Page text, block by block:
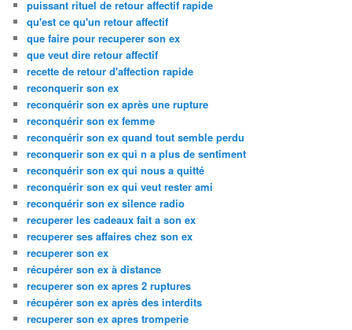
puissant rituel de retour affectif rapide
qu'est ce qu'un retour affectif
que faire pour recuperer son ex
que veut dire retour affectif
recette de retour d'affection rapide
reconquerir son ex
reconquérir son ex après une rupture
reconquérir son ex femme
reconquérir son ex quand tout semble perdu
reconquerir son ex qui n a plus de sentiment
reconquérir son ex qui nous a quitté
reconquérir son ex qui veut rester ami
reconquérir son ex silence radio
recuperer les cadeaux fait a son ex
recuperer ses affaires chez son ex
recuperer son ex
récupérer son ex à distance
recuperer son ex apres 2 ruptures
récupérer son ex après des interdits
recuperer son ex apres tromperie